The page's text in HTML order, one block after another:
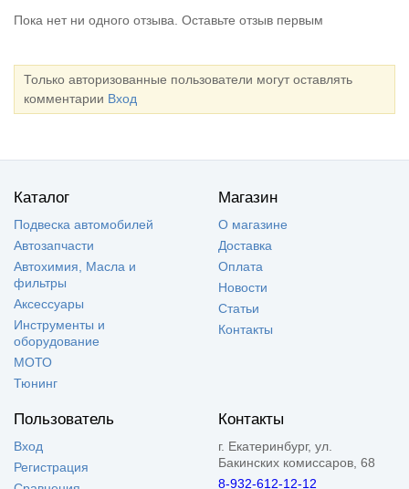
Пока нет ни одного отзыва. Оставьте отзыв первым
Только авторизованные пользователи могут оставлять
комментарии Вход
Каталог
Подвеска автомобилей
Автозапчасти
Автохимия, Масла и
фильтры
Аксессуары
Инструменты и
оборудование
МОТО
Тюнинг
Магазин
О магазине
Доставка
Оплата
Новости
Статьи
Контакты
Пользователь
Вход
Регистрация
Контакты
г. Екатеринбург, ул.
Бакинских комиссаров, 68
8-932-612-12-12